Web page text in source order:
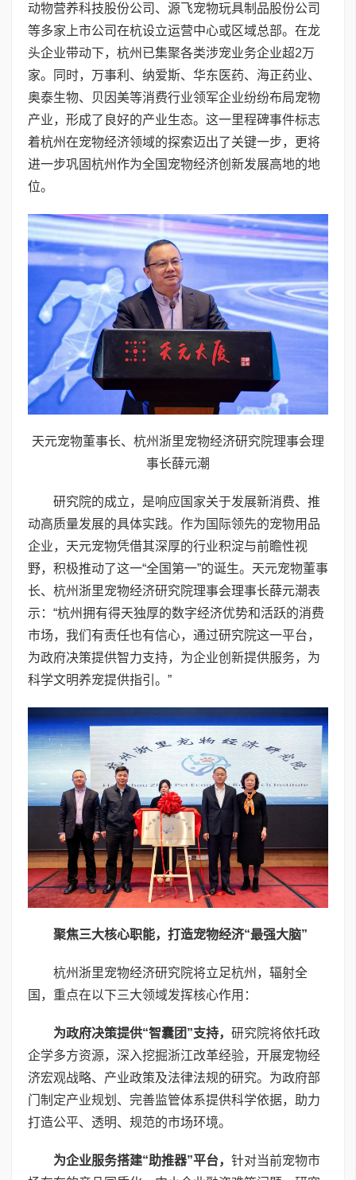
动物营养科技股份公司、源飞宠物玩具制品股份公司
等多家上市公司在杭设立运营中心或区域总部。在龙
头企业带动下，杭州已集聚各类涉宠业务企业超2万
家。同时，万事利、纳爱斯、华东医药、海正药业、
奥泰生物、贝因美等消费行业领军企业纷纷布局宠物
产业，形成了良好的产业生态。这一里程碑事件标志
着杭州在宠物经济领域的探索迈出了关键一步，更将
进一步巩固杭州作为全国宠物经济创新发展高地的地
位。
天元宠物董事长、杭州浙里宠物经济研究院理事会理
事长薛元潮
研究院的成立，是响应国家关于发展新消费、推
动高质量发展的具体实践。作为国际领先的宠物用品
企业，天元宠物凭借其深厚的行业积淀与前瞻性视
野，积极推动了这一“全国第一”的诞生。天元宠物董事
长、杭州浙里宠物经济研究院理事会理事长薛元潮表
示：“杭州拥有得天独厚的数字经济优势和活跃的消费
市场，我们有责任也有信心，通过研究院这一平台，
为政府决策提供智力支持，为企业创新提供服务，为
科学文明养宠提供指引。”
聚焦三大核心职能，打造宠物经济“最强大脑”
杭州浙里宠物经济研究院将立足杭州，辐射全
国，重点在以下三大领域发挥核心作用：
为政府决策提供“智囊团”支持， 研究院将依托政
企学多方资源，深入挖掘浙江改革经验，开展宠物经
济宏观战略、产业政策及法律法规的研究。为政府部
门制定产业规划、完善监管体系提供科学依据，助力
打造公平、透明、规范的市场环境。
为企业服务搭建“助推器”平台， 针对当前宠物市